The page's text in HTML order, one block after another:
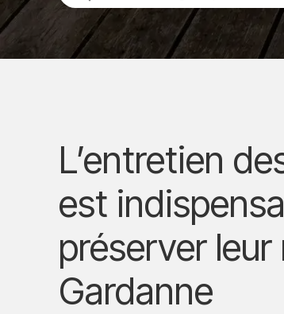
L’entretien
est
préserver
Gardanne